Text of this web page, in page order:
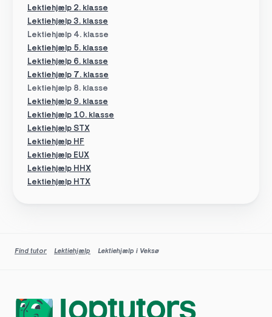
Lektiehjælp 4. klasse
Lektiehjælp 5. klasse
Lektiehjælp 8. klasse
Lektiehjælp 6. klasse
Lektiehjælp 7. klasse
Lektiehjælp 2. klasse
Lektiehjælp 3. klasse
Lektiehjælp 9. klasse
Lektiehjælp 10. klasse
Lektiehjælp HF
Lektiehjælp EUX
Lektiehjælp STX
Lektiehjælp HHX
Lektiehjælp HTX
Find tutor Lektiehjælp Lektiehjælp i Veksø